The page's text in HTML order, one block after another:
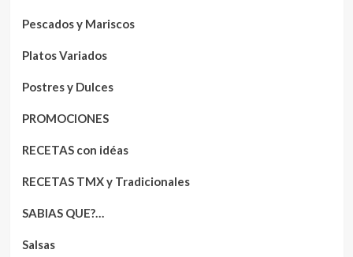
Pescados y Mariscos
Platos Variados
Postres y Dulces
PROMOCIONES
RECETAS con idéas
RECETAS TMX y Tradicionales
SABIAS QUE?…
Salsas